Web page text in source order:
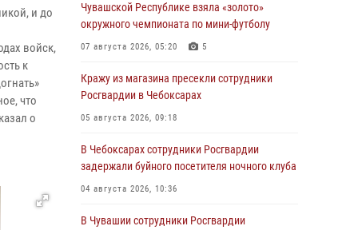
и до
войск,
к
что
о
Чувашской Республике взяла «золото»
окружного чемпионата по мини-футболу
07 августа 2026, 05:20 5
Кражу из магазина пресекли сотрудники
Росгвардии в Чебоксарах
05 августа 2026, 09:18
В Чебоксарах сотрудники Росгвардии
задержали буйного посетителя ночного клуба
04 августа 2026, 10:36
В Чувашии сотрудники Росгвардии